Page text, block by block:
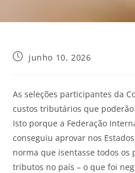
junho 10, 2026
As seleções participantes da
custos tributários que
Isto porque a Federação
conseguiu aprovar nos
norma que isentasse todos
tributos no país – o que foi